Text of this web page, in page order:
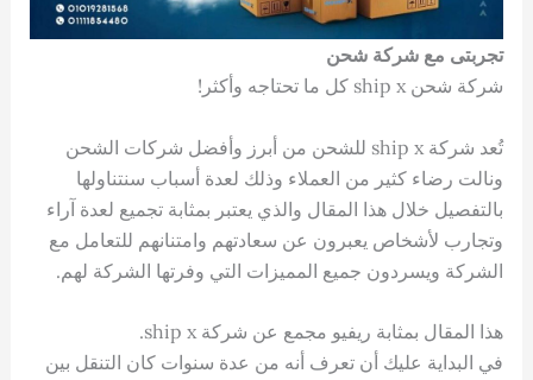
تجربتى مع شركة شحن
شركة شحن ship x كل ما تحتاجه وأكثر!
تُعد شركة ship x للشحن من أبرز وأفضل شركات الشحن
ونالت رضاء كثير من العملاء وذلك لعدة أسباب سنتناولها
بالتفصيل خلال هذا المقال والذي يعتبر بمثابة تجميع لعدة آراء
وتجارب لأشخاص يعبرون عن سعادتهم وامتنانهم للتعامل مع
الشركة ويسردون جميع المميزات التي وفرتها الشركة لهم.
هذا المقال بمثابة ريفيو مجمع عن شركة ship x.
في البداية عليك أن تعرف أنه من عدة سنوات كان التنقل بين